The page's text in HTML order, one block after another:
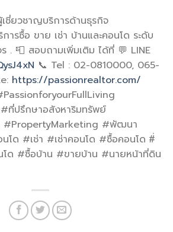
ผู้เชี่ยวชาญบริการด้านธุรกิจ
ารซื้อ ขาย เช่า บ้านและคอนโด ระดับ
. 📮 สอบถามเพิ่มเติม ได้ที่ 💬 LINE
📞 Tel : 02-0810000, 065-
https://passionrealtor.com/
ที่ปรึกษาอสังหาริมทรัพย์
#PropertyMarketing #พัฒนา
โด #เช่า #เช่าคอนโด #ซื้อคอนโด #่
โด #ซื้อบ้าน #ขายบ้าน #นายหน้าที่ดิน